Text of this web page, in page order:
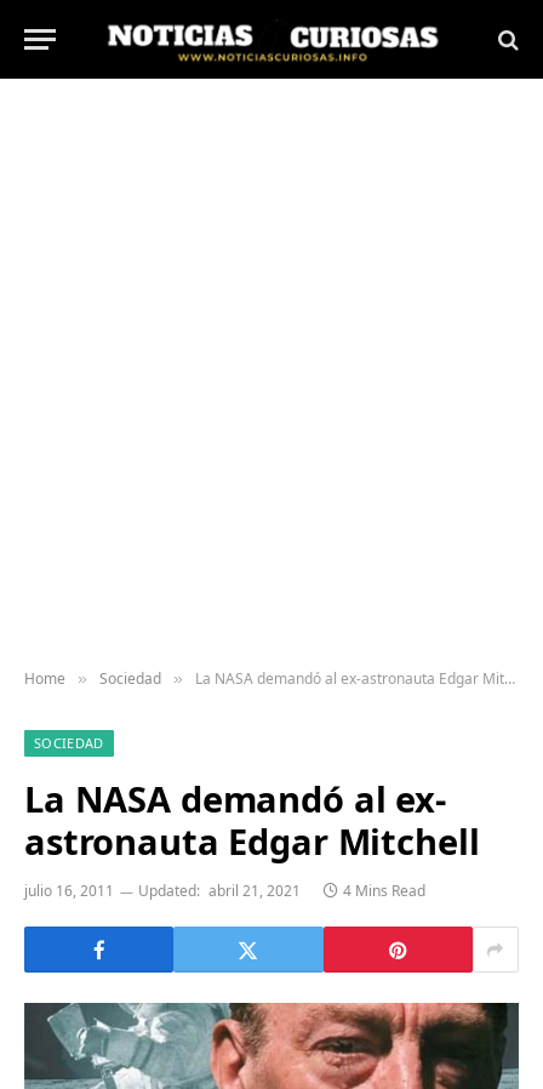
Home » Sociedad » La NASA demandó al ex-astronauta Edgar Mitchell
SOCIEDAD
La NASA demandó al ex-
astronauta Edgar Mitchell
julio 16, 2011 Updated: abril 21, 2021 4 Mins Read